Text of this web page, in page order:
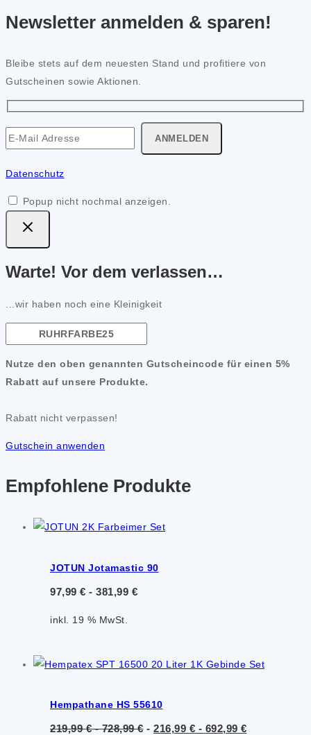
Newsletter anmelden & sparen!
Bleibe stets auf dem neuesten Stand und profitiere von
Gutscheinen sowie Aktionen.
Datenschutz
Popup nicht nochmal anzeigen.
Warte! Vor dem verlassen…
...wir haben noch eine Kleinigkeit
Nutze den oben genannten Gutscheincode für einen 5%
Rabatt auf unsere Produkte.
Rabatt nicht verpassen!
Gutschein anwenden
Empfohlene Produkte
JOTUN Jotamastic 90
97,99 € - 381,99 €
inkl. 19 % MwSt.
Hempathane HS 55610
219,99€-728,99€- 216,99 € - 692,99 €